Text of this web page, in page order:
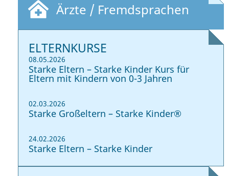
Ärzte / Fremdsprachen
ELTERNKURSE
08.05.2026
Starke Eltern – Starke Kinder Kurs für
Eltern mit Kindern von 0-3 Jahren
02.03.2026
Starke Großeltern – Starke Kinder®
24.02.2026
Starke Eltern – Starke Kinder